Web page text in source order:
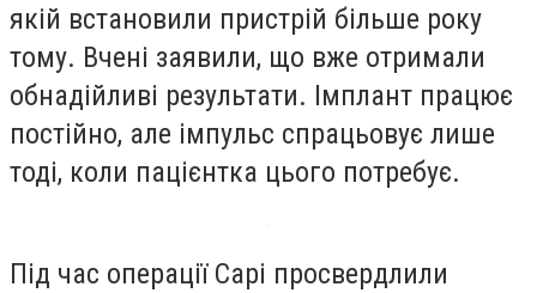
якій встановили пристрій більше року
тому. Вчені заявили, що вже отримали
обнадійливі результати. Імплант працює
постійно, але імпульс спрацьовує лише
тоді, коли пацієнтка цього потребує.
Під час операції Сарі просвердлили